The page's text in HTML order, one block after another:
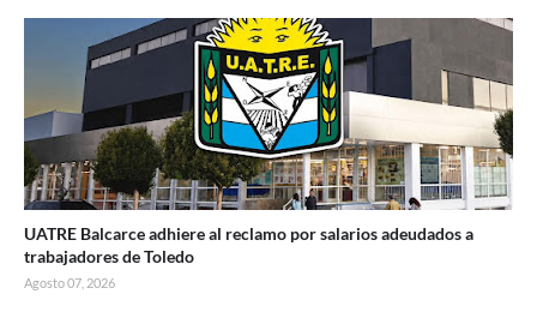
UATRE Balcarce adhiere al reclamo por salarios adeudados a
trabajadores de Toledo
Agosto 07, 2026